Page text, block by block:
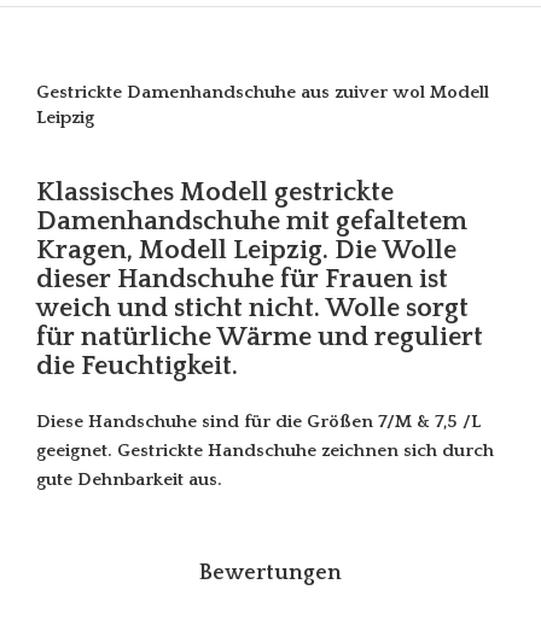
Gestrickte Damenhandschuhe aus zuiver wol Modell
Leipzig
Klassisches Modell gestrickte
Damenhandschuhe mit gefaltetem
Kragen, Modell Leipzig. Die Wolle
dieser Handschuhe für Frauen ist
weich und sticht nicht. Wolle sorgt
für natürliche Wärme und reguliert
die Feuchtigkeit.
Diese Handschuhe sind für die Größen 7/M & 7,5 /L
geeignet. Gestrickte Handschuhe zeichnen sich durch
gute Dehnbarkeit aus.
Bewertungen